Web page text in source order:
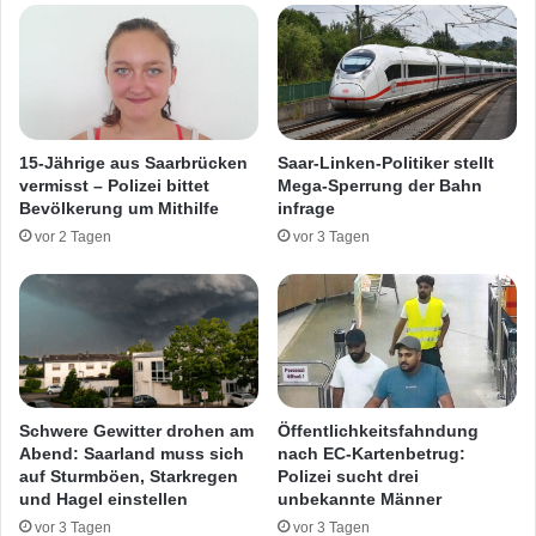
e
r
i
N
i
r
c
h
e
r
I
t
t
r
n
h
k
a
n
n
t
15-Jährige aus Saarbrücken
vermisst – Polizei bittet
Bevölkerung um Mithilfe
vor 2 Tagen
Saar-Linken-Politiker stellt
Mega-Sperrung der Bahn
infrage
vor 3 Tagen
Schwere Gewitter drohen am
Abend: Saarland muss sich
auf Sturmböen, Starkregen
und Hagel einstellen
vor 3 Tagen
Öffentlichkeitsfahndung
nach EC-Kartenbetrug:
Polizei sucht drei
unbekannte Männer
vor 3 Tagen